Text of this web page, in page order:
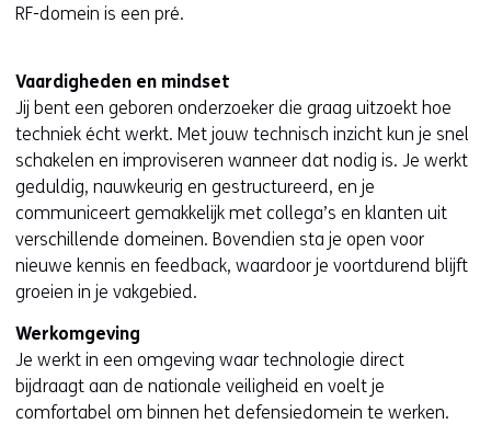
r
e
w
b
i
RF-domein is een pré.
Vaardigheden en mindset
Jij bent een geboren onderzoeker die graag uitzoekt hoe
techniek écht werkt. Met jouw technisch inzicht kun je snel
schakelen en improviseren wanneer dat nodig is. Je werkt
geduldig, nauwkeurig en gestructureerd, en je
communiceert gemakkelijk met collega’s en klanten uit
verschillende domeinen. Bovendien sta je open voor
nieuwe kennis en feedback, waardoor je voortdurend blijft
groeien in je vakgebied.
Werkomgeving
Je werkt in een omgeving waar technologie direct
bijdraagt aan de nationale veiligheid en voelt je
comfortabel om binnen het defensiedomein te werken.